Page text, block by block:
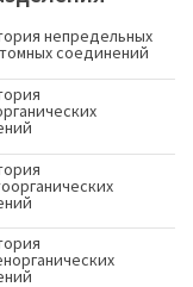
непредельных
соединений